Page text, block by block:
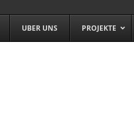
UBER UNS PROJEKTE